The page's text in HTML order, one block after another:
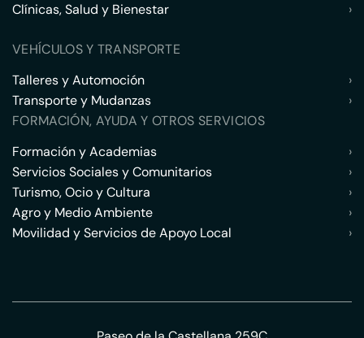
Clínicas, Salud y Bienestar
›
VEHÍCULOS Y TRANSPORTE
Talleres y Automoción
›
Transporte y Mudanzas
›
FORMACIÓN, AYUDA Y OTROS SERVICIOS
Formación y Academias
›
Servicios Sociales y Comunitarios
›
Turismo, Ocio y Cultura
›
Agro y Medio Ambiente
›
Movilidad y Servicios de Apoyo Local
›